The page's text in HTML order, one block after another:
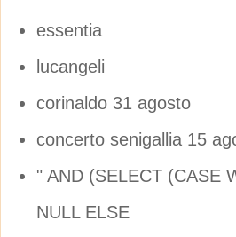
essentia
lucangeli
corinaldo 31 agosto
concerto senigallia 15
" AND (SELECT (CASE
NULL ELSE